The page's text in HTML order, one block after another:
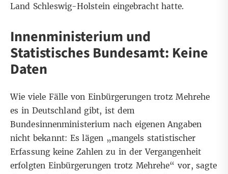
Land Schleswig-Holstein eingebracht hatte.
Innenministerium und
Statistisches Bundesamt: Keine
Daten
Wie viele Fälle von Einbürgerungen trotz Mehrehe
es in Deutschland gibt, ist dem
Bundesinnenministerium nach eigenen Angaben
nicht bekannt: Es lägen „mangels statistischer
Erfassung keine Zahlen zu in der Vergangenheit
erfolgten Einbürgerungen trotz Mehrehe“ vor, sagte